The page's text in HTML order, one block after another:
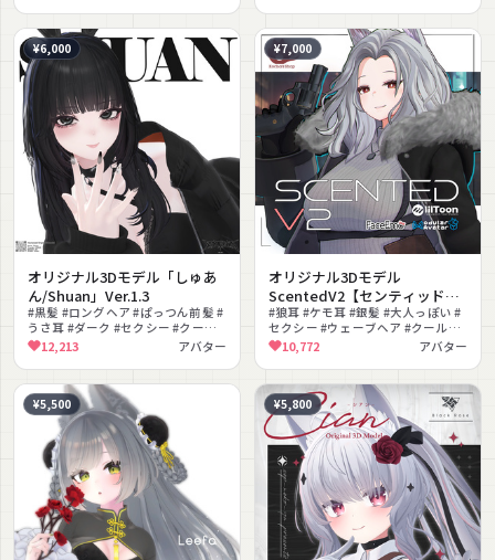
¥6,000
オリジナル3Dモデル「しゅあ
ん/Shuan」Ver.1.3
#黒髪 #ロングヘア #ぱっつん前髪 #
うさ耳 #ダーク #セクシー #クール #
ショートパンツ #ガーターベルト #
ネイル
12,213 アバター
¥7,000
オリジナル3Dモデル
ScentedV2【センティッド
V2】
#狼耳 #ケモ耳 #銀髪 #大人っぽい #
セクシー #ウェーブヘア #クール
#VRChat #lilToon対応 #MA対応
10,772 アバター
¥5,500 ¥5,800